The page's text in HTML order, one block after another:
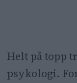
Helt på topp
psykologi.